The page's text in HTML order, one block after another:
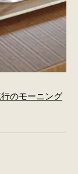
のモーニング